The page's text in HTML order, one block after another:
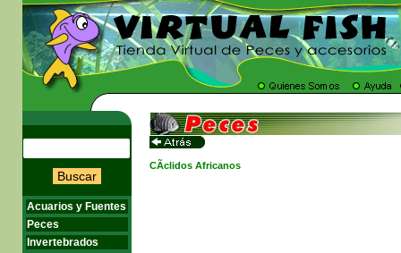
Buscar
Acuarios y Fuentes
Peces
Invertebrados
CÃ­clidos Africanos